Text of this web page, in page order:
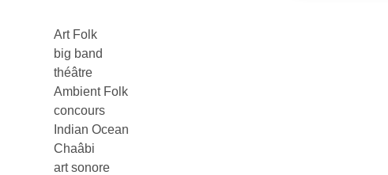
Art Folk
big band
théâtre
Ambient Folk
concours
Indian Ocean
Chaâbi
art sonore